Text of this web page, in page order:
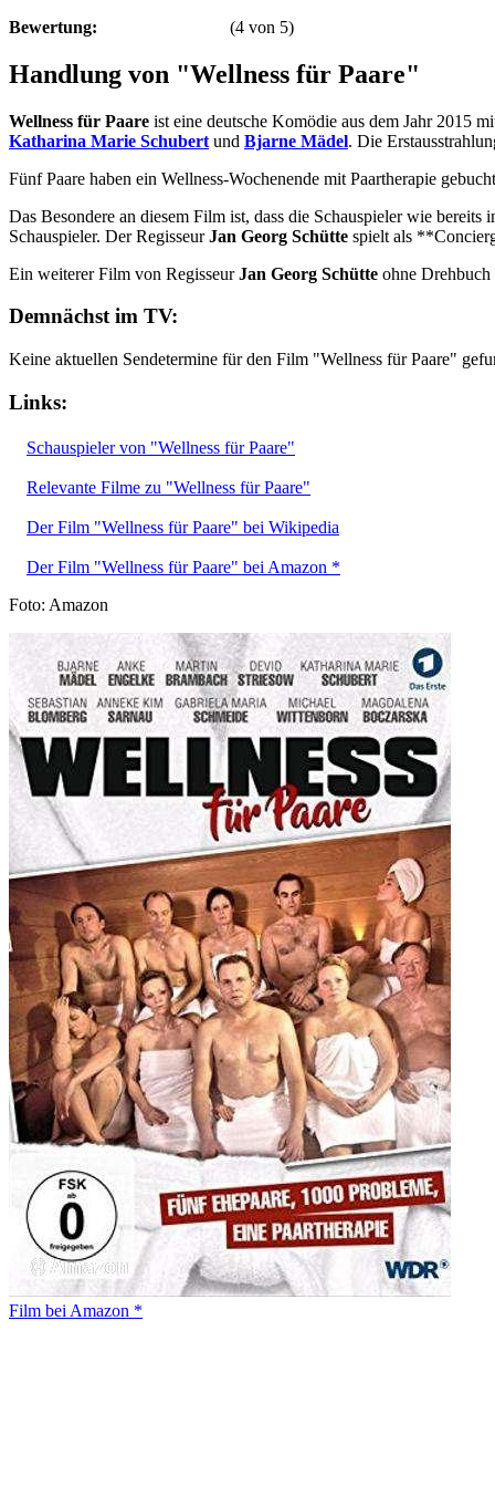
Bewertung: (4 von 5)
Handlung von "Wellness für Paare"
Wellness für Paare ist eine deutsche Komödie aus dem Jahr 2015
Katharina Marie Schubert und Bjarne Mädel. Die
Fünf Paare haben ein Wellness-Wochenende mit Paartherapie
Das Besondere an diesem Film ist, dass die Schauspieler wie bereits
Schauspieler. Der RegisseurJan Georg Schütte spielt als
Ein weiterer Film von RegisseurJan Georg Schütte ohne
Demnächst im TV:
Keine aktuellen Sendetermine für den Film "Wellness für Paare"
Links:
Schauspieler von "Wellness für Paare"
Relevante Filme zu "Wellness für Paare"
Der Film "Wellness für Paare" bei Wikipedia
Der Film "Wellness für Paare" bei Amazon *
Foto: Amazon
Film bei Amazon *